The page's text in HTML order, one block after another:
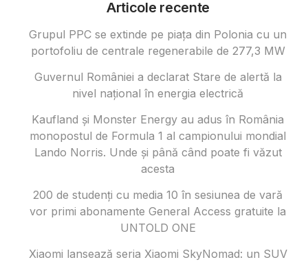
Articole recente
Grupul PPC se extinde pe piața din Polonia cu un
portofoliu de centrale regenerabile de 277,3 MW
Guvernul României a declarat Stare de alertă la
nivel național în energia electrică
Kaufland și Monster Energy au adus în România
monopostul de Formula 1 al campionului mondial
Lando Norris. Unde și până când poate fi văzut
acesta
200 de studenți cu media 10 în sesiunea de vară
vor primi abonamente General Access gratuite la
UNTOLD ONE
Xiaomi lansează seria Xiaomi SkyNomad: un SUV